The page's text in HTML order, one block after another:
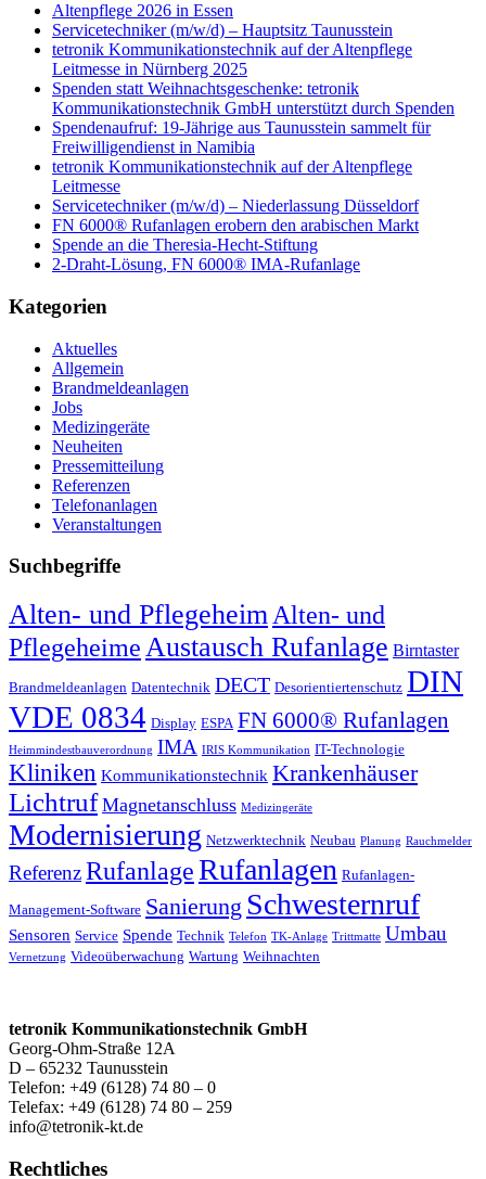
Altenpflege 2026 in Essen
Servicetechniker (m/w/d) – Hauptsitz Taunusstein
tetronik Kommunikationstechnik auf der Altenpflege
Leitmesse in Nürnberg 2025
Spenden statt Weihnachtsgeschenke: tetronik
Kommunikationstechnik GmbH unterstützt durch Spenden
Spendenaufruf: 19-Jährige aus Taunusstein sammelt für
Freiwilligendienst in Namibia
tetronik Kommunikationstechnik auf der Altenpflege
Leitmesse
Servicetechniker (m/w/d) – Niederlassung Düsseldorf
FN 6000® Rufanlagen erobern den arabischen Markt
Spende an die Theresia-Hecht-Stiftung
2-Draht-Lösung, FN 6000® IMA-Rufanlage
Kategorien
Aktuelles
Allgemein
Brandmeldeanlagen
Jobs
Medizingeräte
Neuheiten
Pressemitteilung
Referenzen
Telefonanlagen
Veranstaltungen
Suchbegriffe
Alten- und Pflegeheim Alten- und
PflegeheimeAustausch Rufanlage Birntaster
Brandmeldeanlagen Datentechnik DECT Desorientiertenschutz DIN
VDE 0834 Display ESPA FN 6000® Rufanlagen
Heimmindestbauverordnung IMA IRIS Kommunikation IT-Technologie
Kliniken Kommunikationstechnik Krankenhäuser
Lichtruf Magnetanschluss Medizingeräte
Modernisierung Netzwerktechnik Neubau Planung Rauchmelder
ReferenzRufanlageRufanlagen Rufanlagen-
Management-Software Sanierung Schwesternruf
Sensoren Service Spende Technik Telefon TK-Anlage Trittmatte Umbau
Vernetzung Videoüberwachung Wartung Weihnachten
tetronik Kommunikationstechnik GmbH
Georg-Ohm-Straße 12A
D – 65232 Taunusstein
Telefon: +49 (6128) 74 80 – 0
Telefax: +49 (6128) 74 80 – 259
info@tetronik-kt.de
Rechtliches